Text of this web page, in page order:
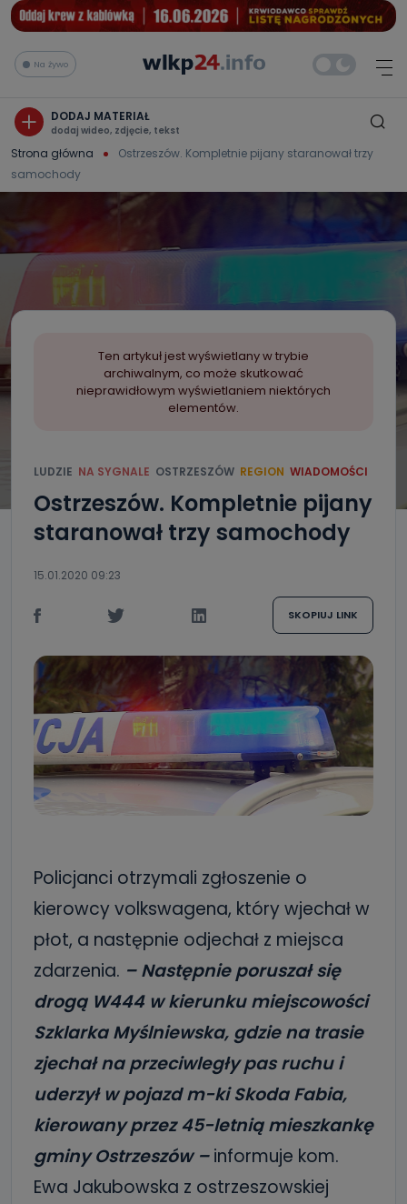
Na żywo
DODAJ MATERIAŁ
dodaj wideo, zdjęcie, tekst
Strona główna
Ostrzeszów. Kompletnie pijany staranował trzy
samochody
Ten artykuł jest wyświetlany w trybie
archiwalnym, co może skutkować
nieprawidłowym wyświetlaniem niektórych
elementów.
LUDZIE NA SYGNALE OSTRZESZÓW REGION WIADOMOŚCI
Ostrzeszów. Kompletnie pijany
staranował trzy samochody
15.01.2020 09:23
SKOPIUJ LINK
Policjanci otrzymali zgłoszenie o
kierowcy volkswagena, który wjechał w
płot, a następnie odjechał z miejsca
zdarzenia. – Następnie poruszał się
drogą W444 w kierunku miejscowości
Szklarka Myślniewska, gdzie na trasie
zjechał na przeciwległy pas ruchu i
uderzył w pojazd m-ki Skoda Fabia,
kierowany przez 45-letnią mieszkankę
gminy Ostrzeszów – informuje kom.
Ewa Jakubowska z ostrzeszowskiej